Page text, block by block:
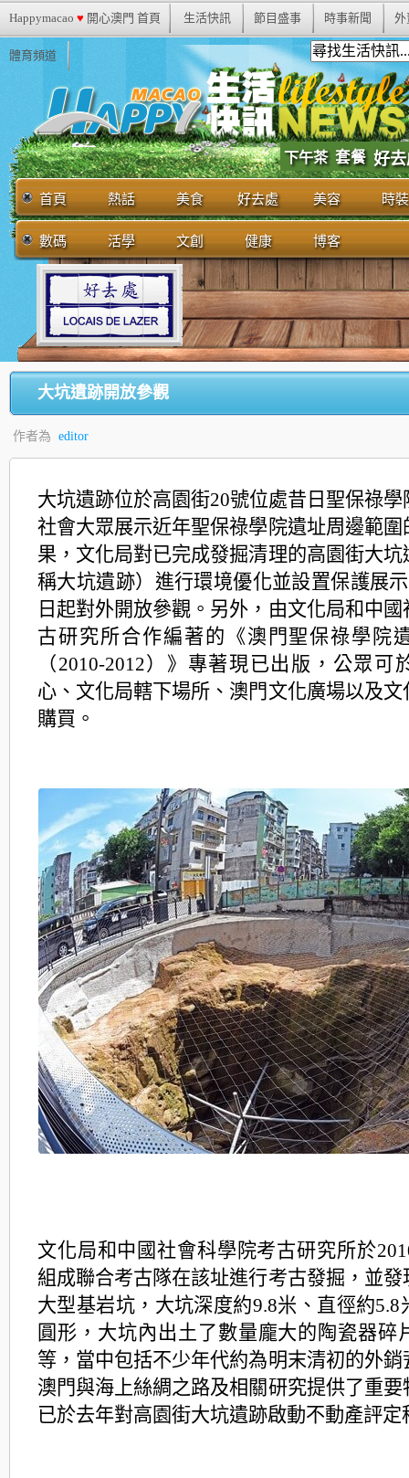
Happymacao ♥ 開心澳門 首頁 生活快訊 節目盛事 時事新聞 外
體育頻道
下午茶 套餐 好
首頁 熱話 美食 好去處 美容 時裝
數碼 活學 文創 健康 博客
大坑遺跡開放參觀
作者為 editor
大坑遺跡位於高園街20號位處昔日聖保祿
社會大眾展示近年聖保祿學院遺址周邊範圍
果，文化局對已完成發掘清理的高園街大坑
稱大坑遺跡）進行環境優化並設置保護展
日起對外開放參觀。另外，由文化局和中
古研究所合作編著的《澳門聖保祿學院
（2010-2012）》專著現已出版，公眾可
心、文化局轄下場所、澳門文化廣場以及文
購買。
文化局和中國社會科學院考古研究所於
組成聯合考古隊在該址進行考古發掘，並發
大型基岩坑，大坑深度約9.8米、直徑約5.8
圓形，大坑內出土了數量龐大的陶瓷器碎
等，當中包括不少年代約為明末清初的外銷
澳門與海上絲綢之路及相關研究提供了重要
已於去年對高園街大坑遺跡啟動不動產評定